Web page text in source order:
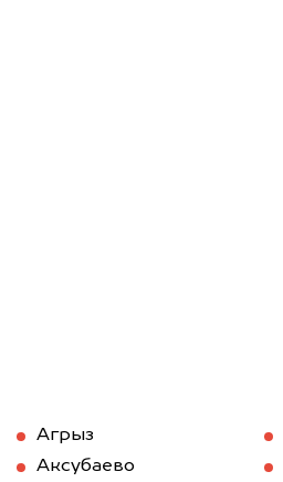
Агрыз
Аксубаево